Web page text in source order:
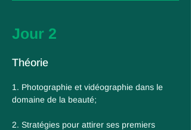
Jour 2
Théorie
1. Photographie et vidéographie dans le
domaine de la beauté;
2. Stratégies pour attirer ses premiers